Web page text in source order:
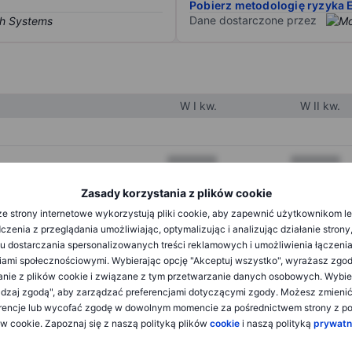
Zasady korzystania z plików cookie
strony internetowe wykorzystują pliki cookie, aby zapewnić użytkownikom
z przeglądania umożliwiając, optymalizując i analizując działanie
dostarczania spersonalizowanych treści reklamowych i umożliwienia
społecznościowymi. Wybierając opcję "Akceptuj wszystko", wyrażasz
z plików cookie i związane z tym przetwarzanie danych osobowych.
zgodą", aby zarządzać preferencjami dotyczącymi zgody. Możesz
lub wycofać zgodę w dowolnym momencie za pośrednictwem strony z
cookie. Zapoznaj się z naszą polityką plików cookie i naszą polityką
Pobierz metodologię ryzyka
Dane dostarczone przez
W I kw. W II kw.
XXXXXXX XXXXXXX
XXXXXXX
XXXXXXX XXXXXXX
XXXXXXX XXXXXXX
XXXXXXX